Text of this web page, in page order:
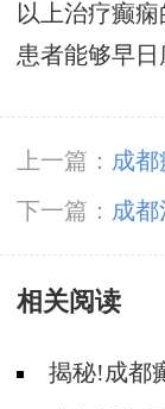
以上治疗癫
患者能够早日
上一篇： 成
害?
下一篇： 成
命是多久呢?
相关阅读
揭秘!成都